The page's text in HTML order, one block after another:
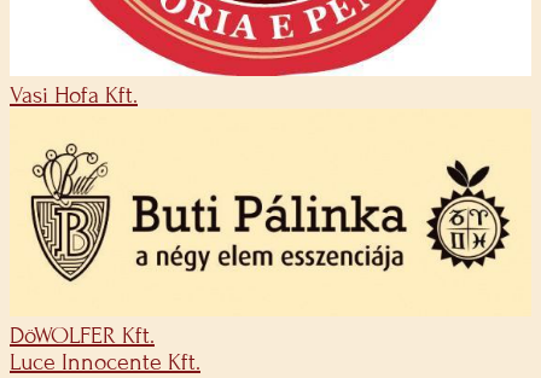
Vasi Hofa Kft.
DöWOLFER Kft.
Luce Innocente Kft.